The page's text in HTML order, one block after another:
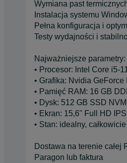
Wymiana past
Instalacja systemu
Pełna konfiguracja i
Testy wydajności i
Najważniejsze parametry:
• Procesor: Intel Core i5-
• Grafika: Nvidia
• Pamięć RAM: 16 GB
• Dysk: 512 GB SSD
• Ekran: 15,6" Full HD
• Stan: idealny,
Dostawa na terenie całej
Paragon lub faktura